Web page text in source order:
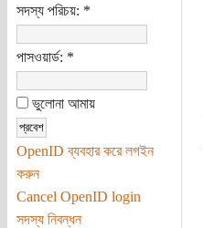
সদস্য পরিচয়: *
পাসওয়ার্ড: *
ভুলোনা আমায়
OpenID ব্যবহার করে লগইন
করুন
Cancel OpenID login
সদস্য নিবন্ধন